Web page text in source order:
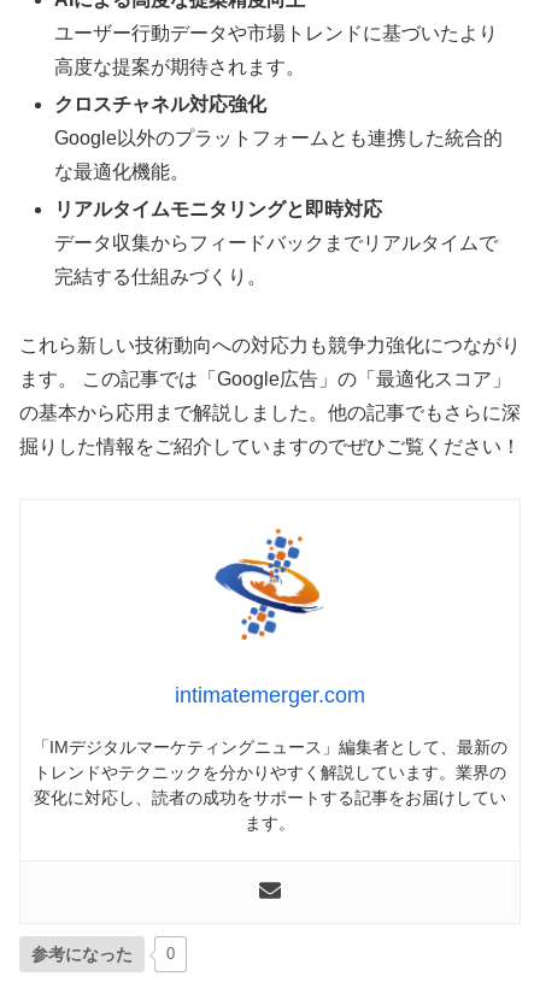
ユーザー行動データや市場トレンドに基づいたより
高度な提案が期待されます。
クロスチャネル対応強化
Google以外のプラットフォームとも連携した統合的
な最適化機能。
リアルタイムモニタリングと即時対応
データ収集からフィードバックまでリアルタイムで
完結する仕組みづくり。
これら新しい技術動向への対応力も競争力強化につながり
ます。
この記事では「Google広告」の「最適化スコア」
の基本から応用まで解説しました。他の記事でもさらに深
掘りした情報をご紹介していますのでぜひご覧ください！
intimatemerger.com
「IMデジタルマーケティングニュース」編集者として、最新の
トレンドやテクニックを分かりやすく解説しています。業界の
変化に対応し、読者の成功をサポートする記事をお届けしてい
ます。
参考になった 0